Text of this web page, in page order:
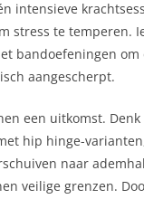
intensieve
stress te temperen.
bandoefeningen om
aangescherpt.
een uitkomst.
hip hinge-
naar
veilige grenzen.